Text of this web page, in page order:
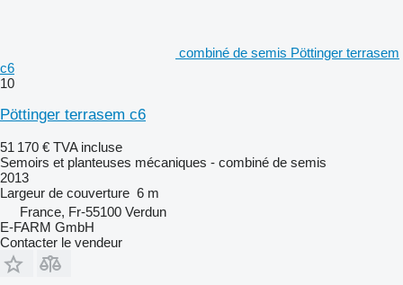
combiné de semis Pöttinger terrasem
c6
10
Pöttinger terrasem c6
51 170 € TVA incluse
Semoirs et planteuses mécaniques - combiné de semis
2013
Largeur de couverture 6 m
France, Fr-55100 Verdun
E-FARM GmbH
Contacter le vendeur